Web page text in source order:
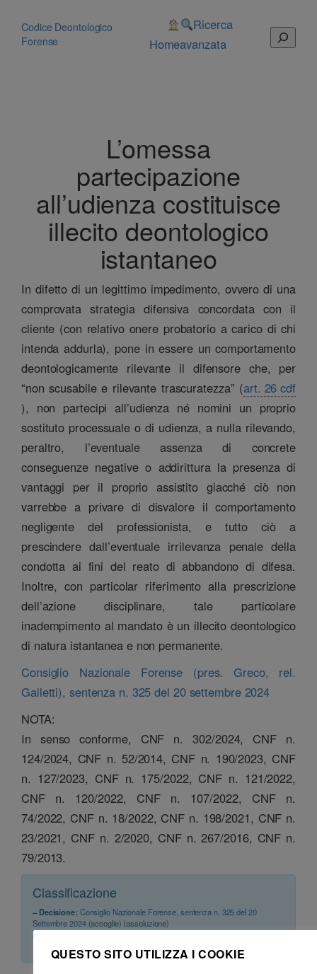
contenuto
Codice Deontologico
Forense
Home
Ricerca
avanzata
Cerca
L’omessa
partecipazione
all’udienza costituisce
illecito deontologico
istantaneo
In difetto di un legittimo impedimento, ovvero di una
comprovata strategia difensiva concordata con il
cliente (con relativo onere probatorio a carico di chi
intenda addurla), pone in essere un comportamento
deontologicamente rilevante il difensore che, per
“non scusabile e rilevante trascuratezza” (art. 26 cdf
), non partecipi all’udienza né nomini un proprio
sostituto processuale o di udienza, a nulla rilevando,
peraltro, l’eventuale assenza di concrete
conseguenze negative o addirittura la presenza di
vantaggi per il proprio assistito giacché ciò non
varrebbe a privare di disvalore il comportamento
negligente del professionista, e tutto ciò a
prescindere dall’eventuale irrilevanza penale della
condotta ai fini del reato di abbandono di difesa.
Inoltre, con particolar riferimento alla prescrizione
dell’azione disciplinare, tale particolare
inadempimento al mandato è un illecito deontologico
di natura istantanea e non permanente.
Consiglio Nazionale Forense (pres. Greco, rel.
Galletti), sentenza n. 325 del 20 settembre 2024
NOTA:
In senso conforme, CNF n. 302/2024, CNF n.
124/2024, CNF n. 52/2014, CNF n. 190/2023, CNF
n. 127/2023, CNF n. 175/2022, CNF n. 121/2022,
CNF n. 120/2022, CNF n. 107/2022, CNF n.
74/2022, CNF n. 18/2022, CNF n. 198/2021, CNF n.
23/2021, CNF n. 2/2020, CNF n. 267/2016, CNF n.
79/2013.
Classificazione
– Decisione: Consiglio Nazionale Forense, sentenza n. 325 del 20
Settembre 2024(accoglie) (assoluzione)
– Consiglio territoriale:
QUESTO SITO UTILIZZA I COOKIE